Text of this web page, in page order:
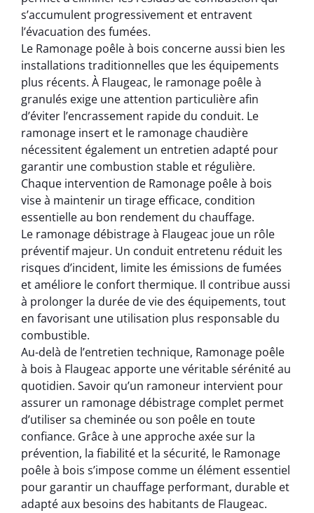
s’accumulent progressivement et entravent
l’évacuation des fumées.
Le Ramonage poêle à bois concerne aussi bien les
installations traditionnelles que les équipements
plus récents. À Flaugeac, le ramonage poêle à
granulés exige une attention particulière afin
d’éviter l’encrassement rapide du conduit. Le
ramonage insert et le ramonage chaudière
nécessitent également un entretien adapté pour
garantir une combustion stable et régulière.
Chaque intervention de Ramonage poêle à bois
vise à maintenir un tirage efficace, condition
essentielle au bon rendement du chauffage.
Le ramonage débistrage à Flaugeac joue un rôle
préventif majeur. Un conduit entretenu réduit les
risques d’incident, limite les émissions de fumées
et améliore le confort thermique. Il contribue aussi
à prolonger la durée de vie des équipements, tout
en favorisant une utilisation plus responsable du
combustible.
Au-delà de l’entretien technique, Ramonage poêle
à bois à Flaugeac apporte une véritable sérénité au
quotidien. Savoir qu’un ramoneur intervient pour
assurer un ramonage débistrage complet permet
d’utiliser sa cheminée ou son poêle en toute
confiance. Grâce à une approche axée sur la
prévention, la fiabilité et la sécurité, le Ramonage
poêle à bois s’impose comme un élément essentiel
pour garantir un chauffage performant, durable et
adapté aux besoins des habitants de Flaugeac.